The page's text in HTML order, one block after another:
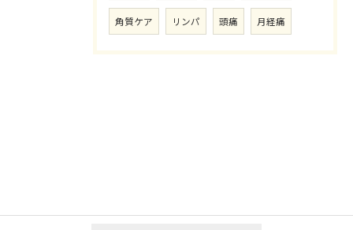
角質ケア リンパ 頭痛 月経痛